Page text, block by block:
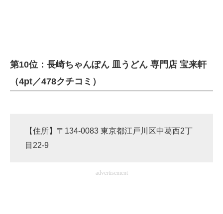
第10位：長崎ちゃんぽん 皿うどん 専門店 宝来軒
（4pt／478クチコミ）
【住所】〒134-0083 東京都江戸川区中葛西2丁
目22-9
advertisement